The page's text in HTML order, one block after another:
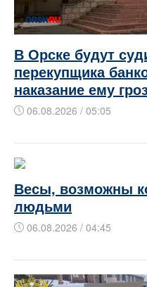
В Орске будут
перекупщика
наказание ему
06.08.2026 / 05:05
Весы, возможны
людьми
06.08.2026 / 04:45